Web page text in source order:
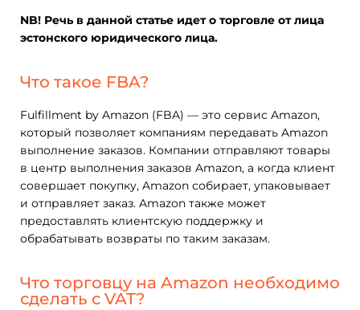
NB! Речь в данной статье идет о торговле от лица
эстонского юридического лица.
Что такое FBA?
Fulfillment by Amazon (FBA) — это сервис Amazon,
который позволяет компаниям передавать Amazon
выполнение заказов. Компании отправляют товары
в центр выполнения заказов Amazon, а когда клиент
совершает покупку, Amazon собирает, упаковывает
и отправляет заказ. Amazon также может
предоставлять клиентскую поддержку и
обрабатывать возвраты по таким заказам.
Что торговцу на Amazon необходимо
сделать с VAT?